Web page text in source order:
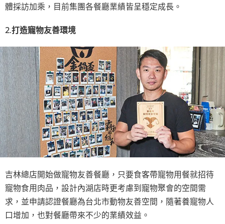
體採訪加乘，目前集團各餐廳業績皆呈穩定成長。
2.打造寵物友善環境
吉林總店開始做寵物友善餐廳，只要食客帶寵物用餐就招待
寵物食用肉品，設計內湖店時更考慮到寵物聚會的空間需
求，並申請認證餐廳為台北市動物友善空間，隨著養寵物人
口增加，也對餐廳帶來不少的業績效益。